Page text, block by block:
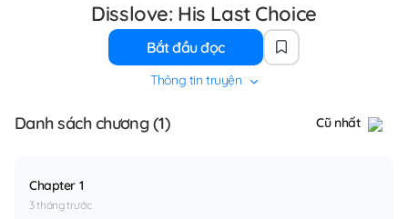
Disslove: His Last Choice
Bắt đầu đọc
Thông tin truyện
Danh sách chương (1) Cũ nhất
Chapter 1
3 tháng trước